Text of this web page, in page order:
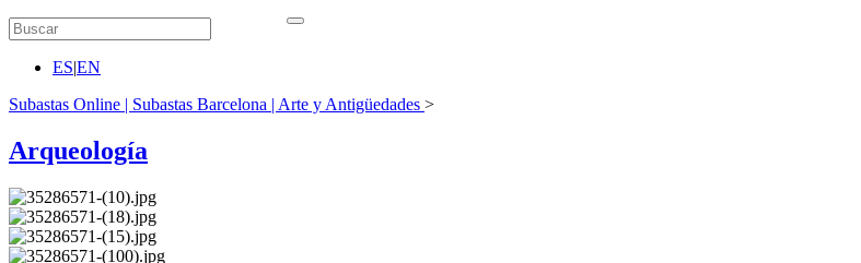
ES|EN
Subastas Online | Subastas Barcelona | Arte y Antigüedades >
Arqueología